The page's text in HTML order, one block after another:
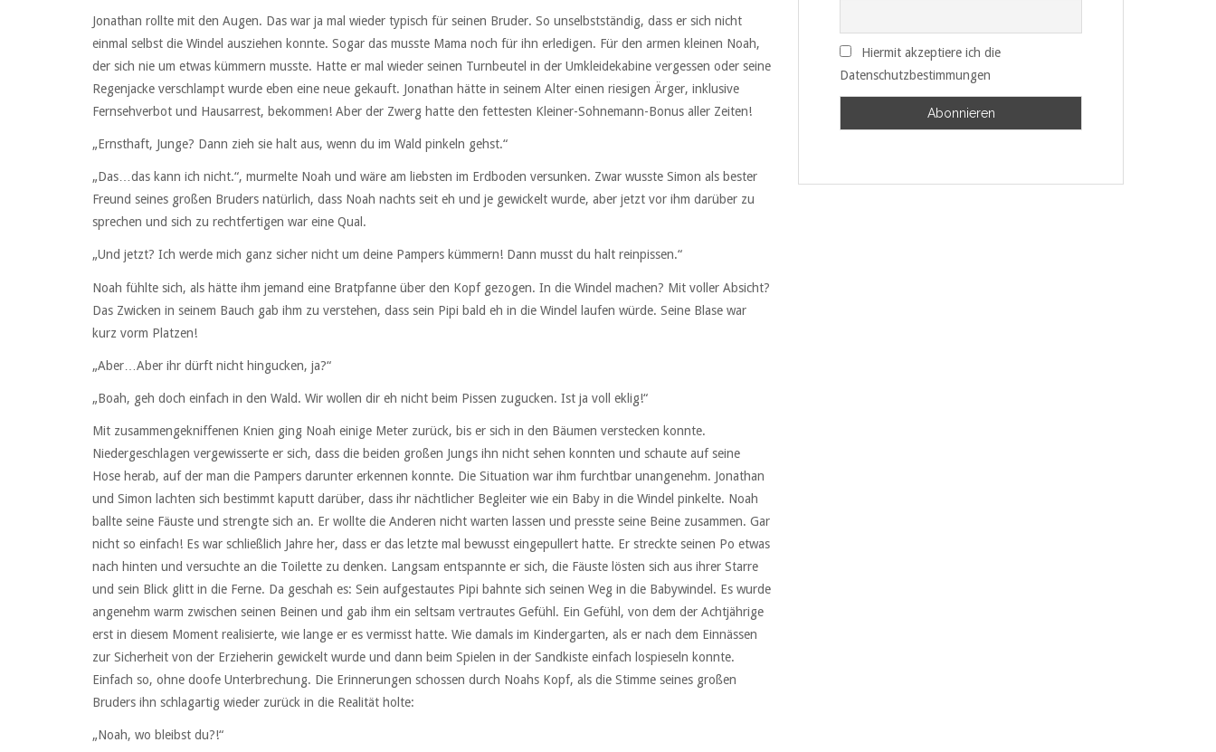
Jonathan rollte mit den Augen. Das war ja mal wieder typisch für seinen Bruder. So unselbstständig, dass er sich nicht
einmal selbst die Windel ausziehen konnte. Sogar das musste Mama noch für ihn erledigen. Für den armen kleinen Noah,
der sich nie um etwas kümmern musste. Hatte er mal wieder seinen Turnbeutel in der Umkleidekabine vergessen oder seine
Regenjacke verschlampt wurde eben eine neue gekauft. Jonathan hätte in seinem Alter einen riesigen Ärger, inklusive
Fernsehverbot und Hausarrest, bekommen! Aber der Zwerg hatte den fettesten Kleiner-Sohnemann-Bonus aller Zeiten!
„Ernsthaft, Junge? Dann zieh sie halt aus, wenn du im Wald pinkeln gehst.“
„Das…das kann ich nicht.“, murmelte Noah und wäre am liebsten im Erdboden versunken. Zwar wusste Simon als bester
Freund seines großen Bruders natürlich, dass Noah nachts seit eh und je gewickelt wurde, aber jetzt vor ihm darüber zu
sprechen und sich zu rechtfertigen war eine Qual.
„Und jetzt? Ich werde mich ganz sicher nicht um deine Pampers kümmern! Dann musst du halt reinpissen.“
Noah fühlte sich, als hätte ihm jemand eine Bratpfanne über den Kopf gezogen. In die Windel machen? Mit voller Absicht?
Das Zwicken in seinem Bauch gab ihm zu verstehen, dass sein Pipi bald eh in die Windel laufen würde. Seine Blase war
kurz vorm Platzen!
„Aber…Aber ihr dürft nicht hingucken, ja?“
„Boah, geh doch einfach in den Wald. Wir wollen dir eh nicht beim Pissen zugucken. Ist ja voll eklig!“
Mit zusammengekniffenen Knien ging Noah einige Meter zurück, bis er sich in den Bäumen verstecken konnte.
Niedergeschlagen vergewisserte er sich, dass die beiden großen Jungs ihn nicht sehen konnten und schaute auf seine
Hose herab, auf der man die Pampers darunter erkennen konnte. Die Situation war ihm furchtbar unangenehm. Jonathan
und Simon lachten sich bestimmt kaputt darüber, dass ihr nächtlicher Begleiter wie ein Baby in die Windel pinkelte. Noah
ballte seine Fäuste und strengte sich an. Er wollte die Anderen nicht warten lassen und presste seine Beine zusammen. Gar
nicht so einfach! Es war schließlich Jahre her, dass er das letzte mal bewusst eingepullert hatte. Er streckte seinen Po etwas
nach hinten und versuchte an die Toilette zu denken. Langsam entspannte er sich, die Fäuste lösten sich aus ihrer Starre
und sein Blick glitt in die Ferne. Da geschah es: Sein aufgestautes Pipi bahnte sich seinen Weg in die Babywindel. Es wurde
angenehm warm zwischen seinen Beinen und gab ihm ein seltsam vertrautes Gefühl. Ein Gefühl, von dem der Achtjährige
erst in diesem Moment realisierte, wie lange er es vermisst hatte. Wie damals im Kindergarten, als er nach dem Einnässen
zur Sicherheit von der Erzieherin gewickelt wurde und dann beim Spielen in der Sandkiste einfach lospieseln konnte.
Einfach so, ohne doofe Unterbrechung. Die Erinnerungen schossen durch Noahs Kopf, als die Stimme seines großen
Bruders ihn schlagartig wieder zurück in die Realität holte:
„Noah, wo bleibst du?!“
Hiermit akzeptiere ich die
Datenschutzbestimmungen